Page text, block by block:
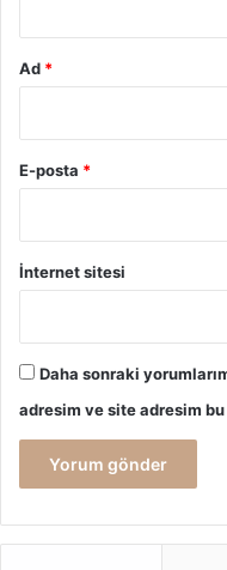
Ad *
E-posta *
İnternet sitesi
Daha sonraki
adresim ve site adresim